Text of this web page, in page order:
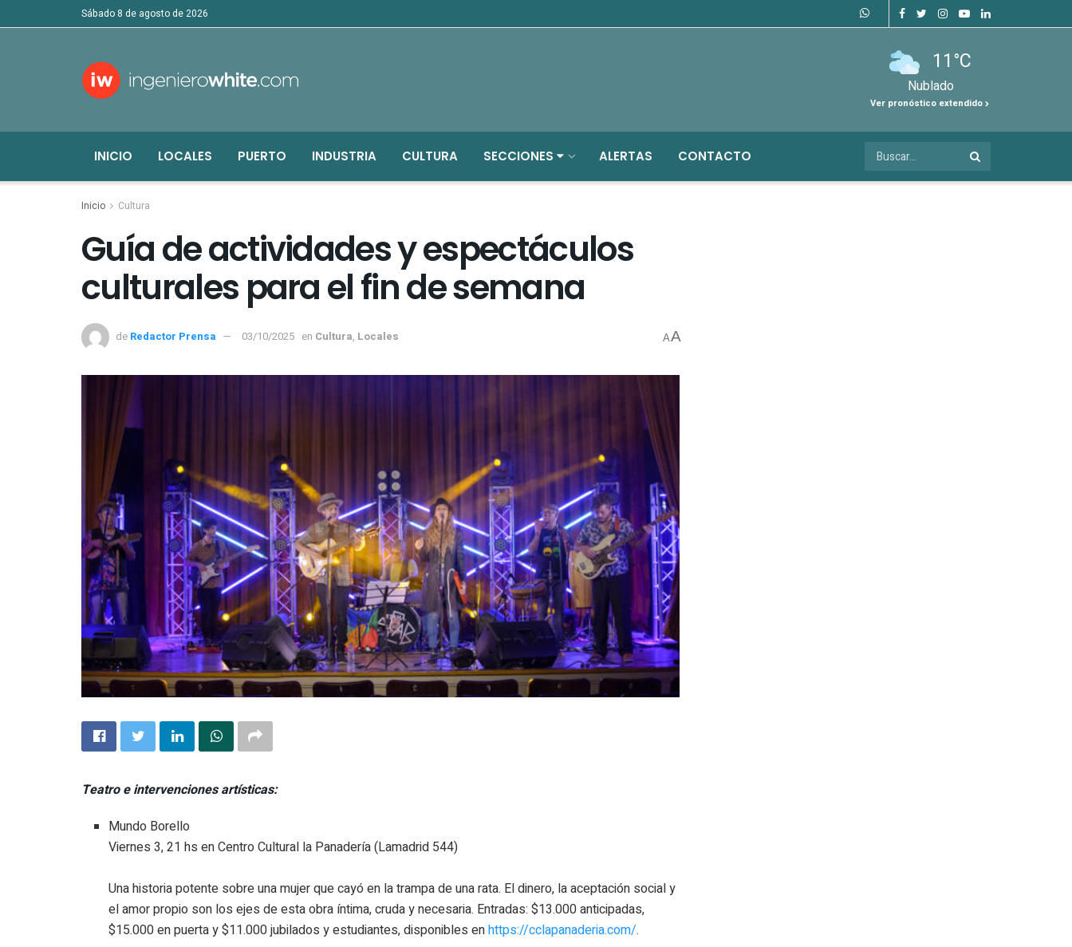
sábado 8 de agosto de 2026
11°C
Nublado
Ver pronóstico extendido
INICIO LOCALES PUERTO INDUSTRIA CULTURA SECCIONES ALERTAS CONTACTO
Inicio Cultura
Guía de actividades y espectáculos
culturales para el fin de semana
de Redactor Prensa 03/10/2025 en Cultura, Locales AA
Teatro e intervenciones artísticas:
Mundo Borello
Viernes 3, 21 hs en Centro Cultural la Panadería (Lamadrid 544)
Una historia potente sobre una mujer que cayó en la trampa de una rata. El dinero, la aceptación social y
el amor propio son los ejes de esta obra íntima, cruda y necesaria. Entradas: $13.000 anticipadas,
$15.000 en puerta y $11.000 jubilados y estudiantes, disponibles enhttps://cclapanaderia.com/.